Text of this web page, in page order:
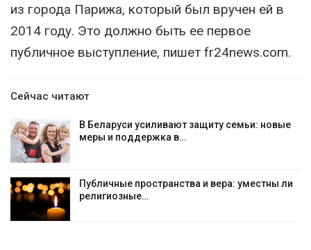
из города Парижа, который был вручен ей в
2014 году. Это должно быть ее первое
публичное выступление, пишет fr24news.com.
Сейчас читают
В Беларуси усиливают защиту семьи: новые
меры и поддержка в…
Публичные пространства и вера: уместны ли
религиозные…